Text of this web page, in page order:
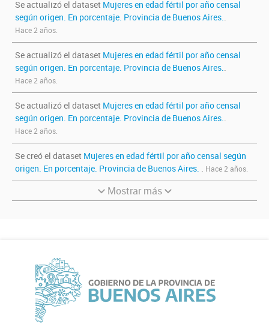
Se actualizó el dataset Mujeres en edad fértil por año censal
según origen. En porcentaje. Provincia de Buenos Aires..
Hace 2 años.
Se actualizó el dataset Mujeres en edad fértil por año censal
según origen. En porcentaje. Provincia de Buenos Aires..
Hace 2 años.
Se actualizó el dataset Mujeres en edad fértil por año censal
según origen. En porcentaje. Provincia de Buenos Aires..
Hace 2 años.
Se creó el dataset Mujeres en edad fértil por año censal según
origen. En porcentaje. Provincia de Buenos Aires. . Hace 2 años.
Mostrar más